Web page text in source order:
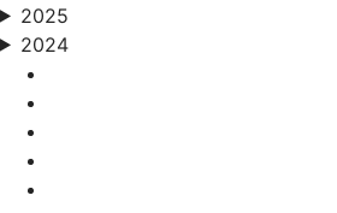
2025
2024